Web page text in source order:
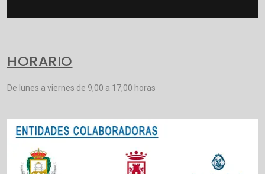
HORARIO
De lunes a viernes de 9,00 a 17,00 horas